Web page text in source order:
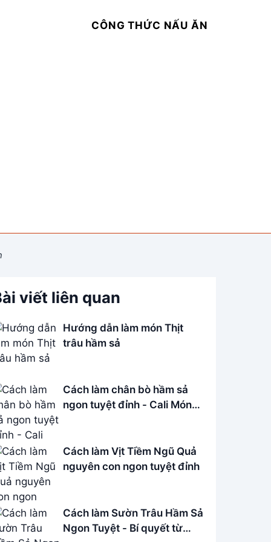
CÔNG THỨC NẤU ĂN
viết liên quan
Hướng dẫn làm món Thịt
trâu hầm sả
Cách làm chân bò hầm sả
ngon tuyệt đỉnh - Cali Món
Cách làm Vịt Tiềm Ngũ Quả
nguyên con ngon tuyệt đỉnh
Cách làm Sườn Trâu Hầm Sả
Ngon Tuyệt - Bí quyết từ